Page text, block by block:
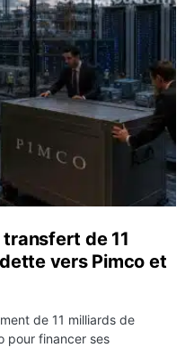
de 11 milliards de
de 11
vers Pimco et
de 11 milliards de
pour financer ses